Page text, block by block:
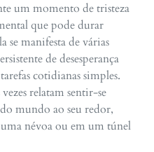
um momento de tristeza
que pode durar
se manifesta de várias
de desesperança
cotidianas simples.
relatam sentir-se
do mundo ao seu redor,
uma névoa ou em um túnel